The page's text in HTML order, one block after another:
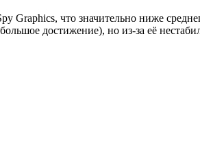
что значительно ниже
достижение), но из-за её